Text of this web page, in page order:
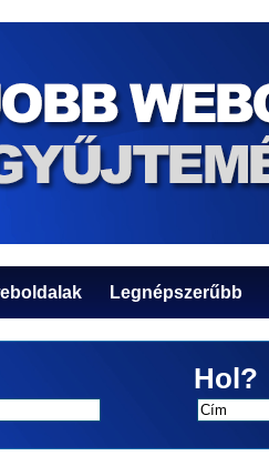
Legnépszerűbb
Hol?